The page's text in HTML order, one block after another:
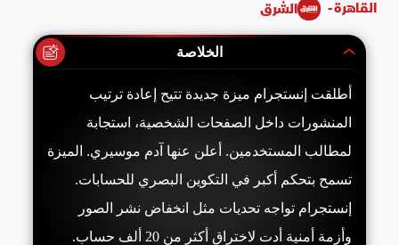
القاهرة - الشرق
الخلاصة
أطلقت إنستجرام ميزة جديدة تتيح إعادة ترتيب
المنشورات داخل الصفحات الشخصية، استجابة
لمطالب المستخدمين. أعلن عنها آدم موسيري. الميزة
تسمح بتحكم أكبر في التكوين البصري للحسابات.
إنستجرام تواجه تحديات مثل انخفاض نشر الصور
وأزمة أمنية أدت لاختراق أكثر من 20 ألف حساب.